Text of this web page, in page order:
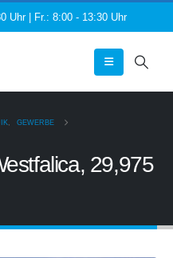
Uhr | Fr.: 8:00 - 13:30 Uhr
, GEWERBE
29,975